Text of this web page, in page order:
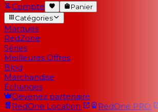
Compte
Panier
Catégories
Marques
RedZone
Séries
Meilleures Offres
Blog
Marchandise
Échanges
Devenez partenaire
RedOne Location RedOne PRO